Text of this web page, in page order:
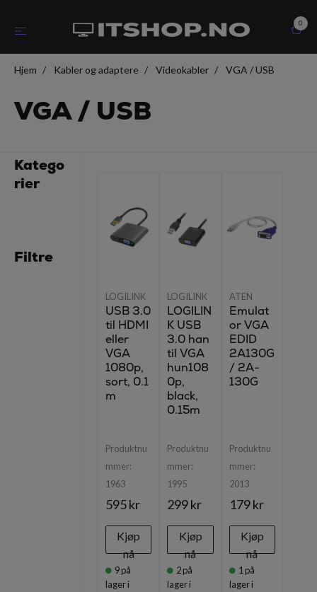
0
Hjem Kabler og adaptere Videokabler VGA / USB
VGA / USB
Katego
rier
Filtre
LOGILINK
USB 3.0
til HDMI
eller
VGA
1080p,
sort, 0.1
m
Produktnu
mmer:
1963
595 kr
Kjøp
nå
9på
lager i
LOGILINK
LOGILIN
K USB
3.0 han
til VGA
hun108
0p,
black,
0.15m
Produktnu
mmer:
1995
299 kr
Kjøp
nå
2på
lager i
ATEN
Emulat
or VGA
EDID
2A130G
/ 2A-
130G
Produktnu
mmer:
2013
179 kr
Kjøp
nå
1 på
lager i